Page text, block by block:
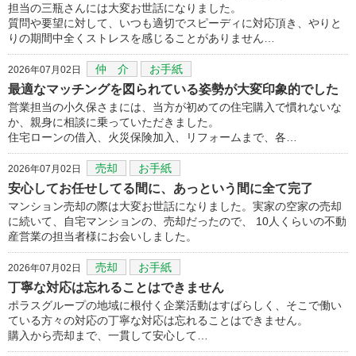
担当の三瓶さんには大変お世話になりました。
質問や要望に対して、いつも適切でスピーディに対応頂き、やりと
りの期間中全くストレスを感じることがありません…
2026年07月02日 仲 介 お手紙
最適なマッチングを図られている姿勢が大変印象的でした
営業担当の小久保さまには、当方が初めての住宅購入で慣れないな
か、親身に相談に乗っていただきました。
住宅ローンの借入、火災保険加入、リフォームまで、各…
2026年07月02日 売却 お手紙
安心してお任せしてる間に、あっという間に全て完了
マンション売却の際は大変お世話になりました。実家の空家の売却
に続いて、自宅マンションの、売却だったので、 10人くらいの不動
産営業の担当者様にお会いしました。
2026年07月02日 売却 お手紙
丁寧な対応は忘れることはできません
ポラスグループの地域に根付く企業活動はすばらしく、そこで働い
ている方々の対応の丁寧な対応は忘れることはできません。
購入から売却まで、一貫して安心して…